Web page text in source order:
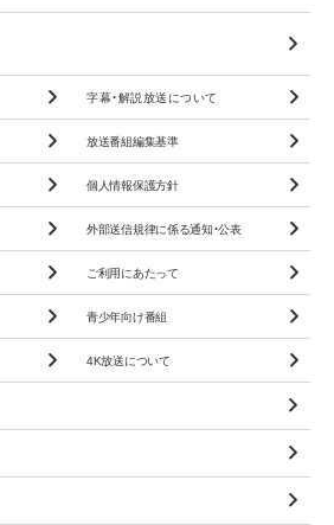
字幕・解説放送について
放送番組編集基準
個人情報保護方針
外部送信規律に係る通知・公表
ご利用にあたって
青少年向け番組
4K放送について